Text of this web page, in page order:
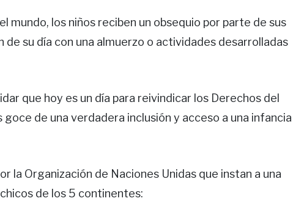
mundo, los niños reciben un obsequio por parte de sus
su día con una almuerzo o actividades desarrolladas
que hoy es un día para reivindicar los Derechos del
goce de una verdadera inclusión y acceso a una infancia
la Organización de Naciones Unidas que instan a una
de los 5 continentes: